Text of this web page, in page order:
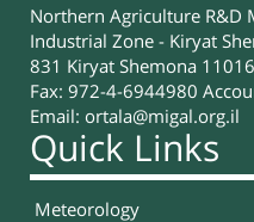
Northern Agriculture R&D
Industrial Zone - Kiryat
831 Kiryat Shemona
Fax: 972-4-6944980
Email: ortala@migal.org.il
Quick Links
Meteorology